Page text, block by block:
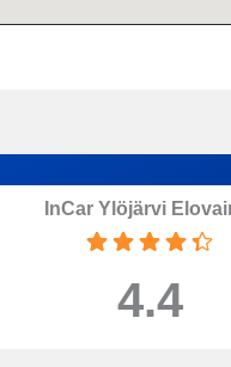
InCar Ylöjärvi
4.4